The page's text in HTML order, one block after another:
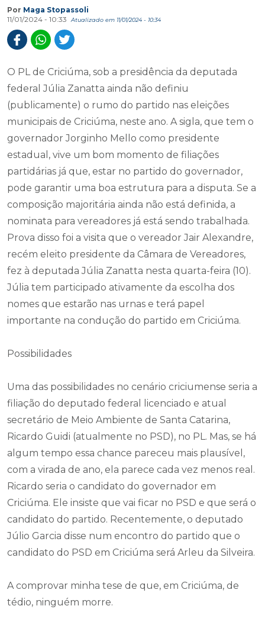
PL ainda não definiu se terá candidatura majoritária ou irá
compor
Por Maga Stopassoli
O PL de Criciúma, sob a presidência da deputada
federal Júlia Zanatta ainda não definiu
(publicamente) o rumo do partido nas eleições
municipais de Criciúma, neste ano. A sigla, que tem o
governador Jorginho Mello como presidente
estadual, vive um bom momento de filiações
partidárias já que, estar no partido do governador,
pode garantir uma boa estrutura para a disputa. Se a
composição majoritária ainda não está definida, a
nominata para vereadores já está sendo trabalhada.
Prova disso foi a visita que o vereador Jair Alexandre,
recém eleito presidente da Câmara de Vereadores,
fez à deputada Júlia Zanatta nesta quarta-feira (10).
Júlia tem participado ativamente da escolha dos
importante na condução do partido em Criciúma.
Possibilidades
Uma das possibilidades no cenário criciumense seria a
filiação do deputado federal licenciado e atual
secretário de Meio Ambiente de Santa Catarina,
Ricardo Guidi (atualmente no PSD), no PL. Mas, se há
algum tempo essa chance pareceu mais plausível,
com a virada de ano, ela parece cada vez menos real.
Ricardo seria o candidato do governador em
Criciúma. Ele insiste que vai ficar no PSD e que será o
candidato do partido. Recentemente, o deputado
candidato do PSD em Criciúma será Arleu da Silveira.